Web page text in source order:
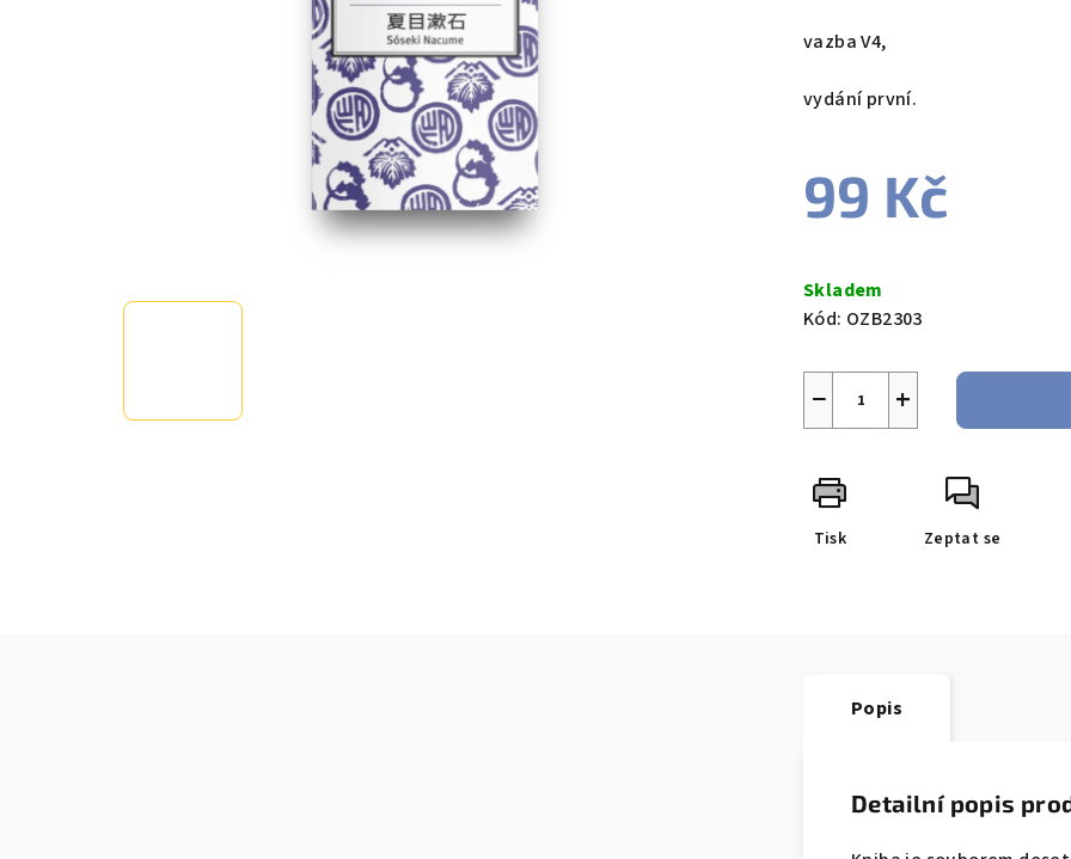
vazba V4,
vydání první.
99 Kč
cena:
Skladem
Kód: OZB2303
+
−
Tisk Zeptat se
Popis
Detailní popis